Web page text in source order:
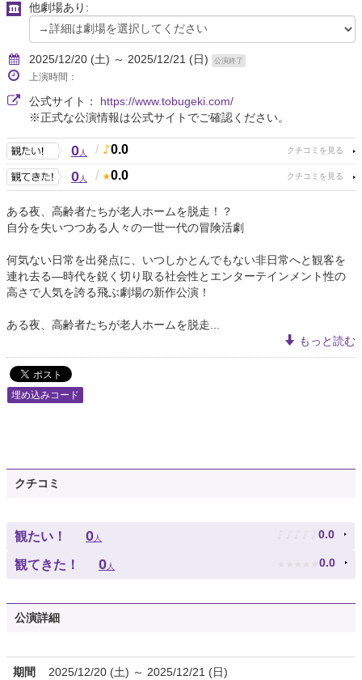
他劇場あり:
2025/12/20 (土) ～ 2025/12/21 (日) 公演終了
上演時間：
公式サイト： https://www.tobugeki.com/
※正式な公演情報は公式サイトでご確認ください。
0人 / 0.0
0人 / 0.0
ある夜、高齢者たちが老人ホームを脱走！？
自分を失いつつある人々の一世一代の冒険活劇
何気ない日常を出発点に、いつしかとんでもない非日常へと観客を
連れ去る―時代を鋭く切り取る社会性とエンターテインメント性の
高さで人気を誇る飛ぶ劇場の新作公演！
ある夜、高齢者たちが老人ホームを脱走...
もっと読む
埋め込みコード
クチコミ
観たい！ 0人 ♪ ♪ ♪ ♪ ♪ 0.0
観てきた！ 0人 ★ ★ ★ ★ ★ 0.0
公演詳細
期間 2025/12/20 (土) ～ 2025/12/21 (日)